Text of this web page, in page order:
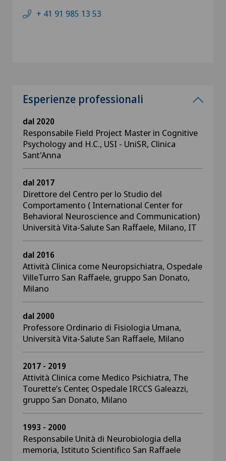
+ 41 91 985 13 53
Esperienze professionali
dal 2020
Responsabile Field Project Master in Cognitive
Psychology and H.C., USI - UniSR, Clinica
Sant'Anna
dal 2017
Direttore del Centro per lo Studio del
Comportamento ( International Center for
Behavioral Neuroscience and Communication)
Università Vita-Salute San Raffaele, Milano, IT
dal 2016
Attività Clinica come Neuropsichiatra, Ospedale
VilleTurro San Raffaele, gruppo San Donato,
Milano
dal 2000
Professore Ordinario di Fisiologia Umana,
Università Vita-Salute San Raffaele, Milano
2017 - 2019
Attività Clinica come Medico Psichiatra, The
Tourette’s Center, Ospedale IRCCS Galeazzi,
gruppo San Donato, Milano
1993 - 2000
Responsabile Unità di Neurobiologia della
memoria, Istituto Scientifico San Raffaele